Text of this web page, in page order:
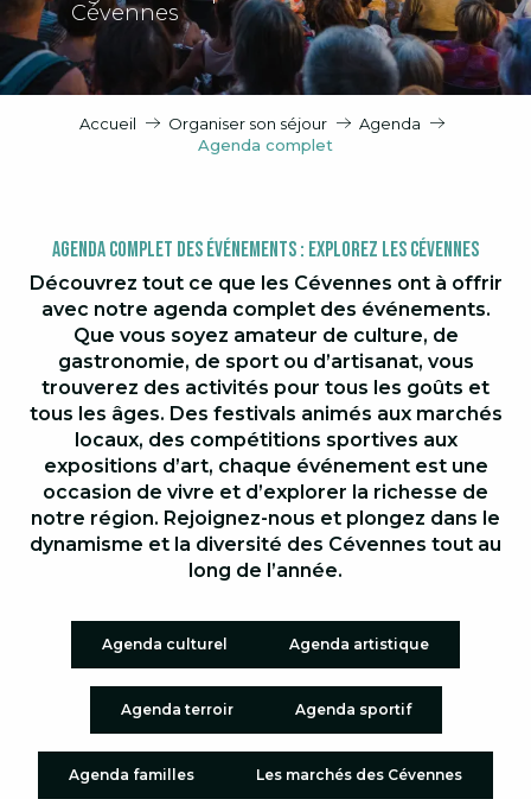
Cévennes
Accueil Organiser son séjour
Agenda
Agenda complet
Agenda Complet des Événements : Explorez les Cévennes
Découvrez tout ce que les Cévennes ont à offrir
avec notre agenda complet des événements.
Que vous soyez amateur de culture, de
gastronomie, de sport ou d’artisanat, vous
trouverez des activités pour tous les goûts et
tous les âges. Des festivals animés aux marchés
locaux, des compétitions sportives aux
expositions d’art, chaque événement est une
occasion de vivre et d’explorer la richesse de
notre région. Rejoignez-nous et plongez dans le
dynamisme et la diversité des Cévennes tout au
long de l’année.
Agenda culturel Agenda artistique
Agenda terroir Agenda sportif
Agenda familles Les marchés des Cévennes